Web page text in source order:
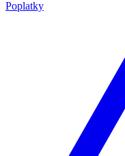
Poplatky